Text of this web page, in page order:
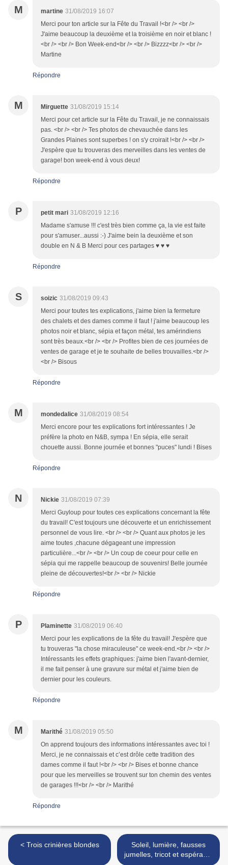
M martine 31/08/2019 16:07
Merci pour ton article sur la Fête du Travail !<br /> <br />
J'aime beaucoup la deuxième et la troisième en noir et blanc !
<br /> <br /> Bon Week-end<br /> <br /> Bizzzz<br /> <br />
Martine
Répondre
M Mirguette 31/08/2019 15:14
Merci pour cet article sur la Fête du Travail, je ne connaissais
pas. <br /> <br /> Tes photos de chevauchée dans les
Grandes Plaines sont superbes ! on s'y croirait !<br /> <br />
J'espère que tu trouveras des merveilles dans les ventes de
garage! bon week-end à vous deux!
Répondre
P petit mari 31/08/2019 12:16
Madame s'amuse !!! c'est très bien comme ça, la vie est faite
pour s'amuser...aussi :-) J'aime bein la deuxième et son
double en N & B Merci pour ces partages ♥ ♥ ♥
Répondre
S soizic 31/08/2019 09:43
Merci pour toutes tes explications, j'aime bien la fermeture
des chalets et des dames comme il faut ! j'aime beaucoup les
photos noir et blanc, sépia et façon métal, tes amérindiens
sont très beaux.<br /> <br /> Profites bien de ces journées de
ventes de garage et je te souhaite de belles trouvailles.<br />
<br /> Bisous
Répondre
M mondedalice 31/08/2019 08:54
Merci encore pour tes explications fort intéressantes ! Je
préfère la photo en N&B, sympa ! En sépia, elle serait
chouette aussi. Bonne journée et bonnes "puces" lundi ! Bises
Répondre
N Nickie 31/08/2019 07:39
Merci Guyloup pour toutes ces explications concernant la fête
du travail! C'est toujours une découverte et un enrichissement
personnel de vous lire. <br /> <br /> Quant aux photos je les
aime toutes ,chacune dégageant une impression
particulière...<br /> <br /> Un coup de coeur pour celle en
sépia qui me rappelle beaucoup de souvenirs! Belle journée
pleine de découvertes!<br /> <br /> Nickie
Répondre
P Plaminette 31/08/2019 06:40
Merci pour les explications de la fête du travail! J'espère que
tu trouveras "la chose miraculeuse" ce week-end.<br /> <br />
Intéressants les effets graphiques: j'aime bien l'avant-dernier,
il me fait penser à une gravure sur métal et j'aime bien de
dernier pour les couleurs.
Répondre
M Marithé 31/08/2019 05:50
On apprend toujours des informations intéressantes avec toi !
Merci, je ne connaissais et c’est drôle cette tradition des
dames comme il faut !<br /> <br /> Bises et bonne chance
pour que les merveilles se trouvent sur ton chemin des ventes
de garages !!!<br /> <br /> Marithé
Répondre
< Trois crinières blondes
Soleil, lumière, fausses
jumelles, tricot et espéranto